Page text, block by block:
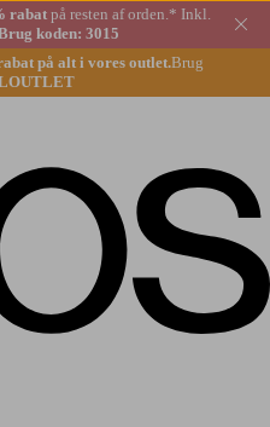
rabatpå resten af orden.* Inkl.
koden: 3015
på alt i vores outlet.Brug